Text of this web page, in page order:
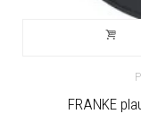
FRANKE